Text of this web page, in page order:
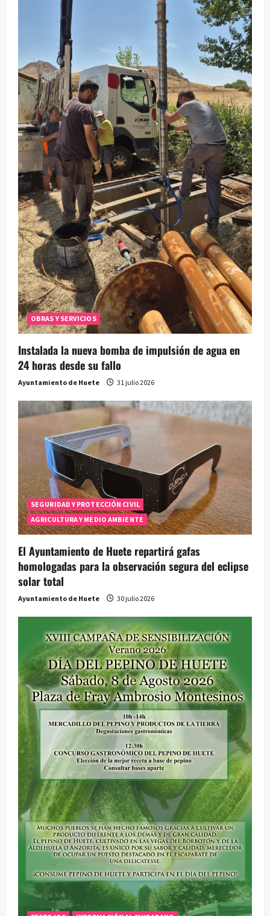
OBRAS Y SERVICIOS
Instalada la nueva bomba de impulsión de agua en
24 horas desde su fallo
Ayuntamiento de Huete 31 julio 2026
SEGURIDAD Y PROTECCIÓN CIVIL
AGRICULTURA Y MEDIO AMBIENTE
El Ayuntamiento de Huete repartirá gafas
homologadas para la observación segura del eclipse
solar total
Ayuntamiento de Huete 30 julio 2026